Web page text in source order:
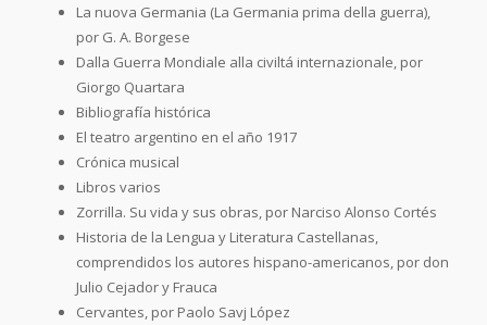
La nuova Germania (La Germania prima della guerra),
por G. A. Borgese
Dalla Guerra Mondiale alla civiltá internazionale, por
Giorgo Quartara
Bibliografía histórica
El teatro argentino en el año 1917
Crónica musical
Libros varios
Zorrilla. Su vida y sus obras, por Narciso Alonso Cortés
Historia de la Lengua y Literatura Castellanas,
comprendidos los autores hispano-americanos, por don
Julio Cejador y Frauca
Cervantes, por Paolo Savj López